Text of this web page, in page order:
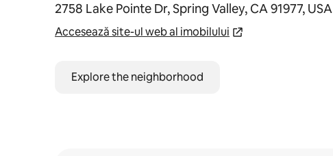
2758 Lake Pointe Dr, Spring Valley, CA 91977, USA
Accesează site-ul web al imobilului
Explore the neighborhood